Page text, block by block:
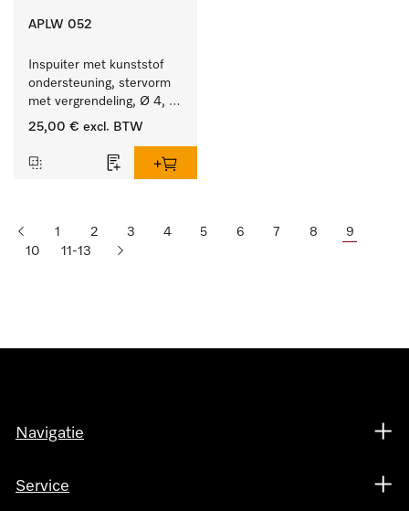
APLW 052
Inspuiter met kunststof
ondersteuning, stervorm
met vergrendeling, Ø 4,
lengte 175 mm.
25,00 € excl. BTW
1 2 3 4 5 6 7 8
9
10
11-13
Navigatie
Service